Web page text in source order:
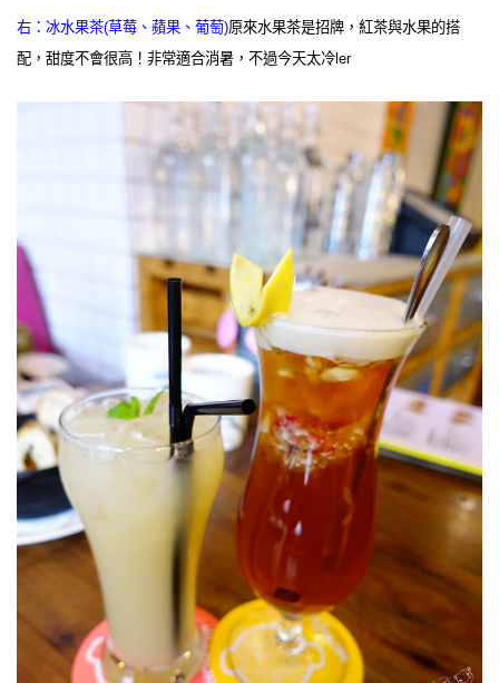
右：冰水果茶(草莓、蘋果、葡萄)原來水果茶是招牌，紅茶與水果的搭
配，甜度不會很高！非常適合消暑，不過今天太冷ler